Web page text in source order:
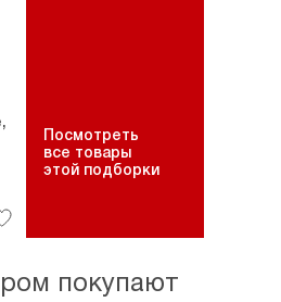
Посмотреть
все товары
этой подборки
покупают